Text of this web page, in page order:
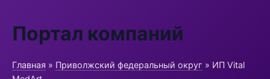
Портал компаний
Главная » Приволжский федеральный округ » ИП Vital